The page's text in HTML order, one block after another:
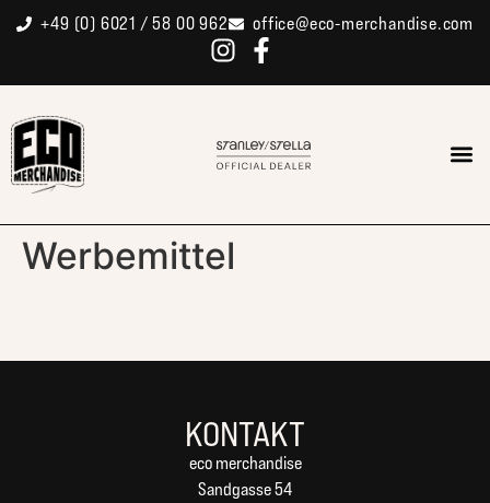
springen+49 (0) 6021 / 58 00 962 office@eco-merchandise.com
Werbemittel
KONTAKT
eco merchandise
Sandgasse 54